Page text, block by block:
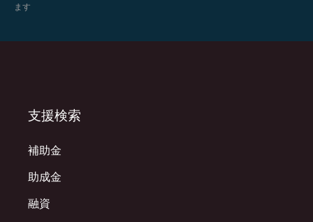
ます
支援検索
補助金
助成金
融資